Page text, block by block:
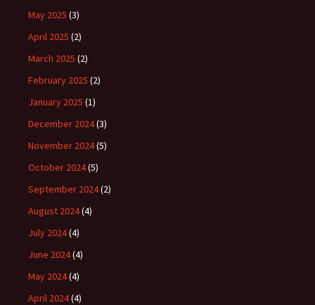
May 2025 (3)
April 2025 (2)
March 2025 (2)
February 2025 (2)
January 2025 (1)
December 2024(3)
November 2024(5)
October 2024(5)
September 2024(2)
August 2024(4)
July 2024(4)
June 2024(4)
May 2024(4)
April 2024(4)